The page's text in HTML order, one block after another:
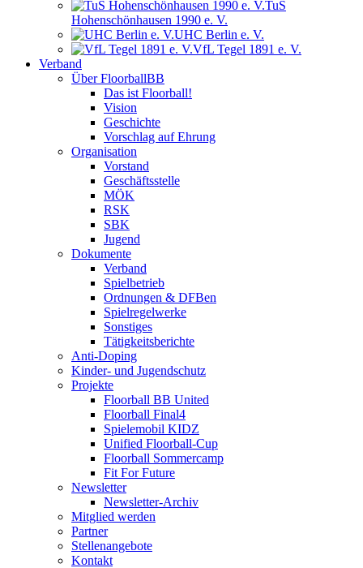
TuS
Hohenschönhausen 1990 e. V.
UHC Berlin e. V.
VfL Tegel 1891 e. V.
Verband
Über FloorballBB
Das ist Floorball!
Vision
Geschichte
Vorschlag auf Ehrung
Organisation
Vorstand
Geschäftsstelle
MÖK
RSK
SBK
Jugend
Dokumente
Verband
Spielbetrieb
Ordnungen & DFBen
Spielregelwerke
Sonstiges
Tätigkeitsberichte
Anti-Doping
Kinder- und Jugendschutz
Projekte
Floorball BB United
Floorball Final4
Spielemobil KIDZ
Unified Floorball-Cup
Floorball Sommercamp
Fit For Future
Newsletter
Newsletter-Archiv
Mitglied werden
Partner
Stellenangebote
Kontakt